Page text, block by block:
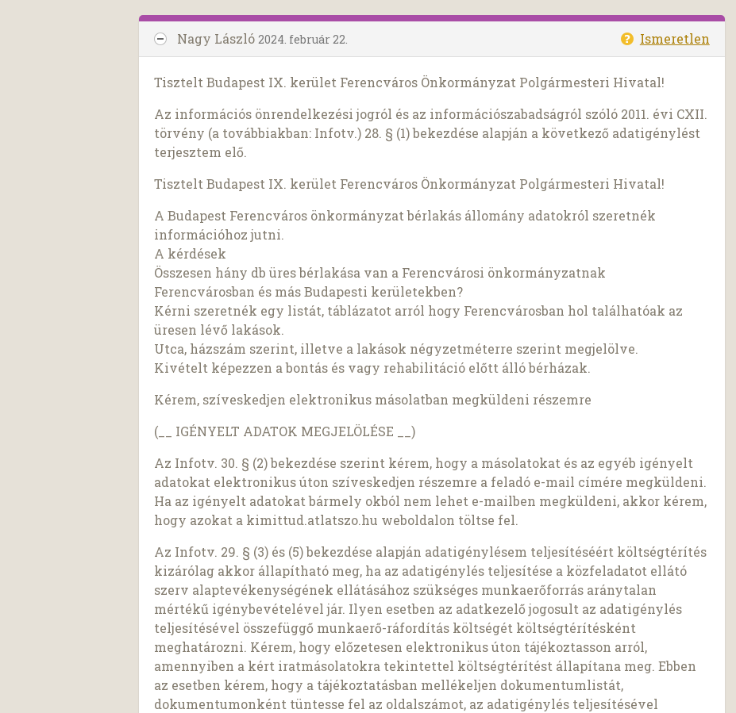
Nagy László 2024. február 22. Ismeretlen
Tisztelt Budapest IX. kerület Ferencváros Önkormányzat Polgármesteri Hivatal!
Az információs önrendelkezési jogról és az információszabadságról szóló 2011. évi CXII.
törvény (a továbbiakban: Infotv.) 28. § (1) bekezdése alapján a következő adatigénylést
terjesztem elő.
Tisztelt Budapest IX. kerület Ferencváros Önkormányzat Polgármesteri Hivatal!
A Budapest Ferencváros önkormányzat bérlakás állomány adatokról szeretnék
információhoz jutni.
A kérdések
Összesen hány db üres bérlakása van a Ferencvárosi önkormányzatnak
Ferencvárosban és más Budapesti kerületekben?
Kérni szeretnék egy listát, táblázatot arról hogy Ferencvárosban hol találhatóak az
üresen lévő lakások.
Utca, házszám szerint, illetve a lakások négyzetméterre szerint megjelölve.
Kivételt képezzen a bontás és vagy rehabilitáció előtt álló bérházak.
Kérem, szíveskedjen elektronikus másolatban megküldeni részemre
(__ IGÉNYELT ADATOK MEGJELÖLÉSE __)
Az Infotv. 30. § (2) bekezdése szerint kérem, hogy a másolatokat és az egyéb igényelt
adatokat elektronikus úton szíveskedjen részemre a feladó e-mail címére megküldeni.
Ha az igényelt adatokat bármely okból nem lehet e-mailben megküldeni, akkor kérem,
hogy azokat a kimittud.atlatszo.hu weboldalon töltse fel.
Az Infotv. 29. § (3) és (5) bekezdése alapján adatigénylésem teljesítéséért költségtérítés
kizárólag akkor állapítható meg, ha az adatigénylés teljesítése a közfeladatot ellátó
szerv alaptevékenységének ellátásához szükséges munkaerőforrás aránytalan
mértékű igénybevételével jár. Ilyen esetben az adatkezelő jogosult az adatigénylés
teljesítésével összefüggő munkaerő-ráfordítás költségét költségtérítésként
meghatározni. Kérem, hogy előzetesen elektronikus úton tájékoztasson arról,
amennyiben a kért iratmásolatokra tekintettel költségtérítést állapítana meg. Ebben
az esetben kérem, hogy a tájékoztatásban mellékeljen dokumentumlistát,
dokumentumonként tüntesse fel az oldalszámot, az adatigénylés teljesítésével